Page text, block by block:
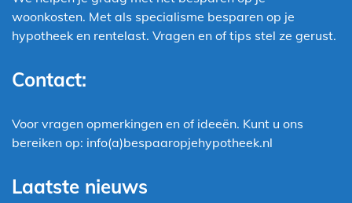
woonkosten. Met als specialisme besparen op je
hypotheek en rentelast. Vragen en of tips stel ze gerust.
Contact:
Voor vragen opmerkingen en of ideeën. Kunt u ons
bereiken op: info(a)bespaaropjehypotheek.nl
Laatste nieuws